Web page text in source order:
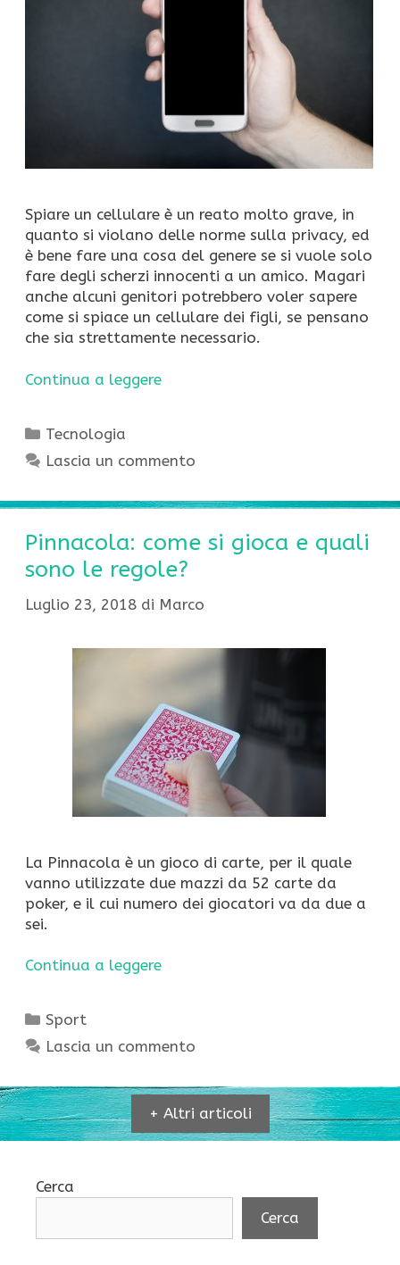
Spiare un cellulare è un reato molto grave, in
quanto si violano delle norme sulla privacy, ed
è bene fare una cosa del genere se si vuole solo
fare degli scherzi innocenti a un amico. Magari
anche alcuni genitori potrebbero voler sapere
come si spiace un cellulare dei figli, se pensano
che sia strettamente necessario.
Continua a leggere
Categorie
Tecnologia
Lascia un commento
Pinnacola: come si gioca e quali
sono le regole?
Luglio 23, 2018 di Marco
La Pinnacola è un gioco di carte, per il quale
vanno utilizzate due mazzi da 52 carte da
poker, e il cui numero dei giocatori va da due a
sei.
Continua a leggere
Categorie
Sport
Lascia un commento
+ Altri articoli
Cerca
Cerca